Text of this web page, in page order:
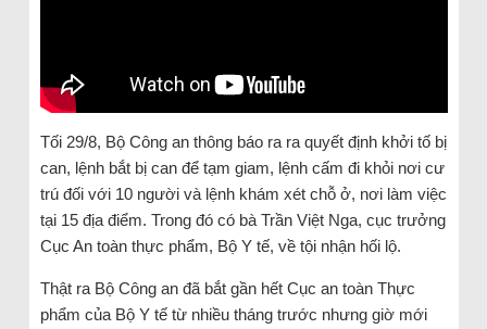
Tối 29/8, Bộ Công an thông báo ra ra quyết định khởi tố bị
can, lệnh bắt bị can để tạm giam, lệnh cấm đi khỏi nơi cư
trú đối với 10 người và lệnh khám xét chỗ ở, nơi làm việc
tại 15 địa điểm. Trong đó có bà Trần Việt Nga, cục trưởng
Cục An toàn thực phẩm, Bộ Y tế, về tội nhận hối lộ.
Thật ra Bộ Công an đã bắt gần hết Cục an toàn Thực
phẩm của Bộ Y tế từ nhiều tháng trước nhưng giờ mới